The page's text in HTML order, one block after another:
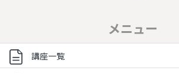
メニュー
講座一覧